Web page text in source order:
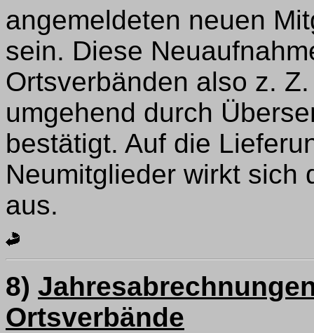
angemeldeten neuen
sein. Diese
Ortsverbänden also z.
umgehend durch
bestätigt. Auf die
Neumitglieder wirkt sich
aus.
8)
Ortsverbände